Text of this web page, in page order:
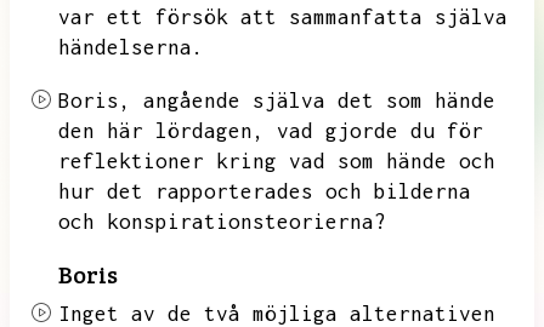
var ett försök att sammanfatta själva
händelserna.
Boris,
angående själva det som hände
den här lördagen,
vad gjorde du för
reflektioner kring vad som hände och
hur det rapporterades och bilderna
och konspirationsteorierna?
Boris
Inget av de två möjliga alternativen